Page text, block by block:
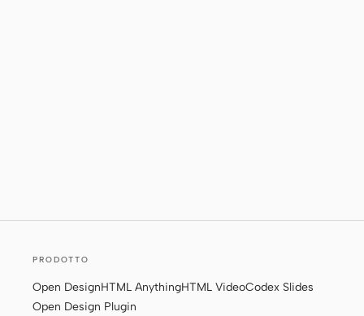
Slide
PRODOTTO
Open DesignHTML AnythingHTML VideoCodex Slides
Open Design Plugin